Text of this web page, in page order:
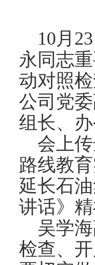
10月23
永同志
动对照
公司党
组长、
会上传
路线教
延长石
讲话》
吴学海
检查、